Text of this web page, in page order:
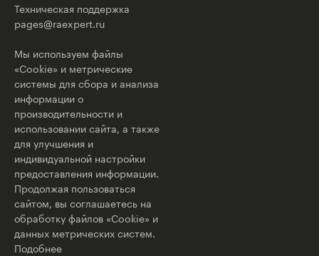
Техническая поддержка
pages@raexpert.ru
Мы используем файлы
«Cookie» и метрические
системы для сбора и анализа
информации о
производительности и
использовании сайта, а также
для улучшения и
индивидуальной настройки
предоставления информации.
Продолжая пользоваться
сайтом, вы соглашаетесь на
обработку файлов «Cookie» и
данных метрических систем.
Подобнее